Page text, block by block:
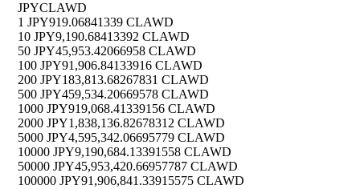
JPYCLAWD
1 JPY919.06841339 CLAWD
10 JPY9,190.68413392 CLAWD
50 JPY45,953.42066958 CLAWD
100 JPY91,906.84133916 CLAWD
200 JPY183,813.68267831 CLAWD
500 JPY459,534.20669578 CLAWD
1000 JPY919,068.41339156 CLAWD
2000 JPY1,838,136.82678312 CLAWD
5000 JPY4,595,342.06695779 CLAWD
10000 JPY9,190,684.13391558 CLAWD
50000 JPY45,953,420.66957787 CLAWD
100000 JPY91,906,841.33915575 CLAWD